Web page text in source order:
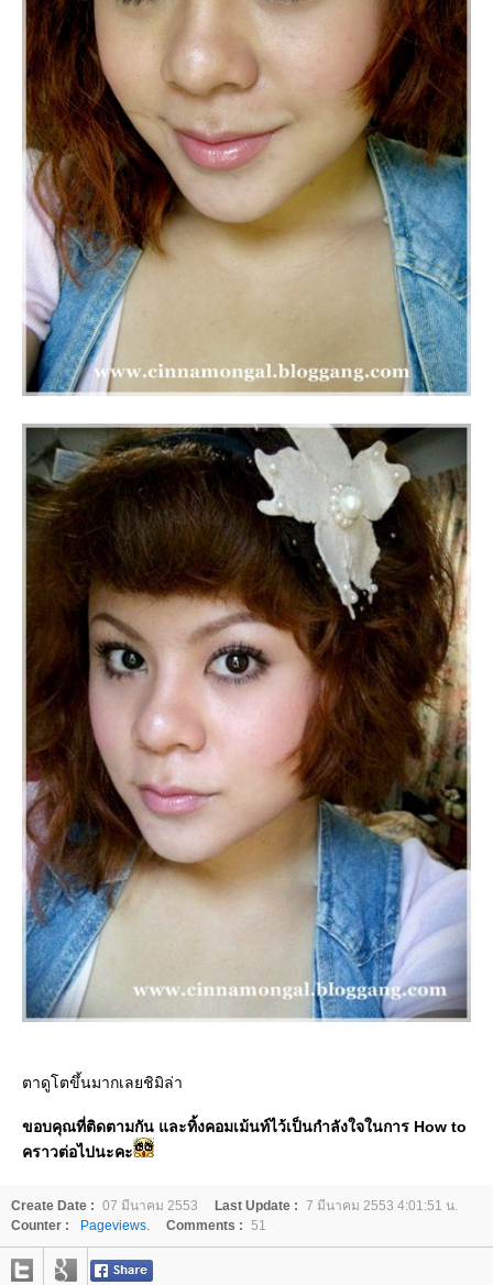
ตาดูโตขึ้นมากเลยชิมิล่า
ขอบคุณที่ติดตามกัน และทิ้งคอมเม้นท์ไว้เป็นกำลังใจในการ How to
คราวต่อไปนะคะ
Create Date : 07 มีนาคม 2553 Last Update : 7 มีนาคม 2553 4:01:51 น.
Counter :
Pageviews. Comments : 51